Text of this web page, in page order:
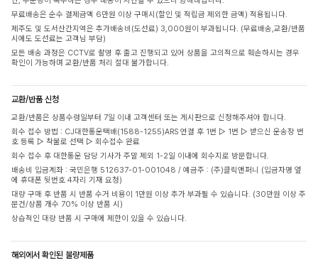
무료배송은 순수 결제금액 6만원 이상 구매시(할인 및 적립금 제외한 금액) 적용됩니다.
제주도 및 도서산간지역은 추가배송비(도선료) 3,000원이 부과됩니다. (무료배송,교환/반품
시에도 도선료는 고객님 부담)
모든 배송 과정은 CCTV로 촬영 후 출고 진행되고 있어 상품을 고의적으로 훼손하시는 경우
확인이 가능하며 교환/반품 처리 절대 불가합니다.
교환/반품 신청
교환/반품은 상품수령일부터 7일 이내 고객센터 또는 게시판으로 신청해주셔야 합니다.
회수 접수 방법 : CJ대한통운택배(1588-1255)ARS 연결 후 1번 ▷ 1번 ▷ 받으신 운송장 번
호 등록 ▷ 착불로 선택 ▷ 회수접수 완료
회수 접수 후 대한통운 담당 기사가 주말 제외 1-2일 이내에 회수지로 방문합니다.
배송비 입금계좌 : 국민은행 512637-01-001048 / 예금주 : (주)클릭앤퍼니 (입금자명 옆
에 휴대폰 뒷번호 4자리 기재 요청)
대량 구매 후 반품 시 반품 수거 비용이 1만원 이상 추가 부과될 수 있습니다. (30만원 이상 주
문건/상품 개수 70% 이상 반품 시)
상습적인 대량 반품 시 구매에 제한이 있을 수 있습니다.
해외에서 확인된 불량제품